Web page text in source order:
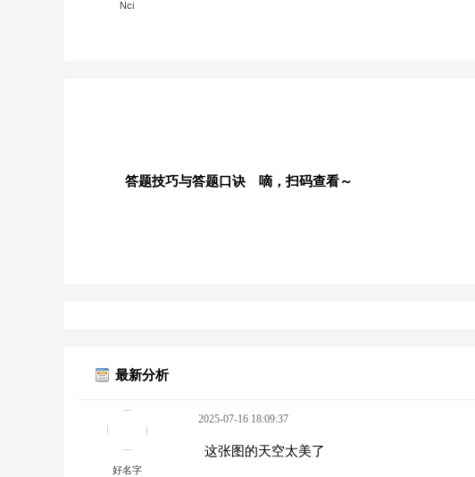
Nci
答题技巧与答题口诀 嘀，扫码查看～
最新分析
好名字
2025-07-16 18:09:37
这张图的天空太美了